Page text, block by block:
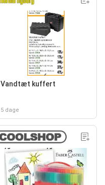
Vandtæt kuffert
5 dage